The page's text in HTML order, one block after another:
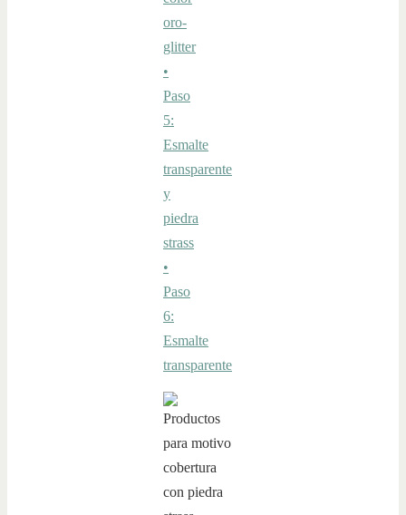
oro-
glitter
•
Paso
5:
Esmalte
transparente
y
piedra
strass
•
Paso
6:
Esmalte
transparente